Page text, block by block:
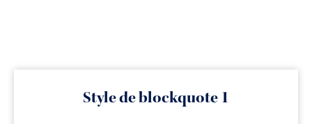
Style de blockquote 1